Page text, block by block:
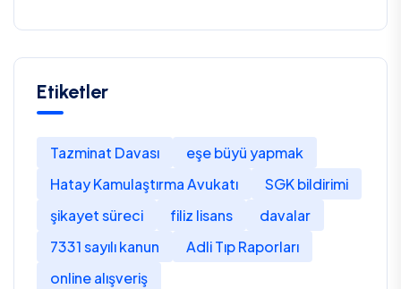
Etiketler
Tazminat Davası
eşe büyü yapmak
Hatay Kamulaştırma Avukatı
SGK bildirimi
şikayet süreci
filiz lisans
davalar
7331 sayılı kanun
Adli Tıp Raporları
online alışveriş